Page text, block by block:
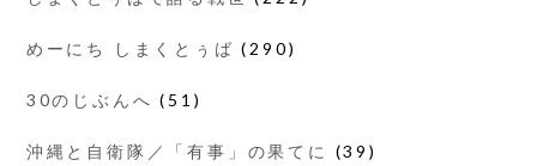
めーにち しまくとぅば (290)
30のじぶんへ (51)
沖縄と自衛隊／「有事」の果てに (39)